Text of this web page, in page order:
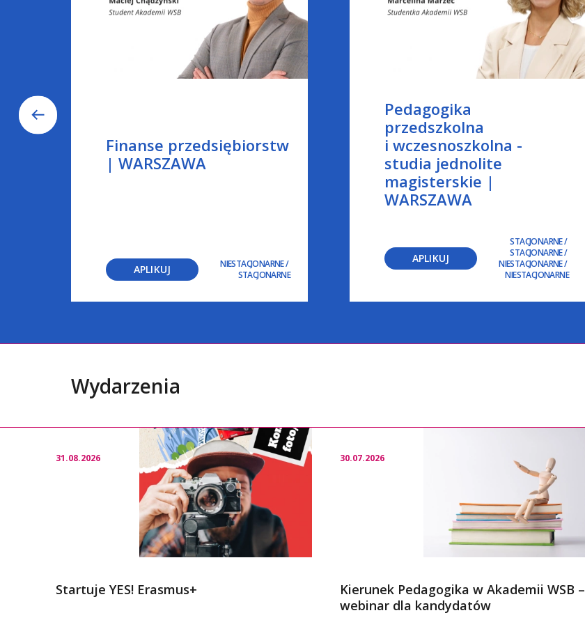
Finanse przedsiębiorstw
| WARSZAWA
APLIKUJ NIESTACJONARNE/
STACJONARNE
Pedagogika
przedszkolna
i wczesnoszkolna -
studia jednolite
magisterskie |
WARSZAWA
APLIKUJ
STACJONARNE/
STACJONARNE/
NIESTACJONARNE/
NIESTACJONARNE
Wydarzenia
31.08.2026
Startuje YES! Erasmus+
30.07.2026
Kierunek Pedagogika w Akademii WSB –
webinar dla kandydatów